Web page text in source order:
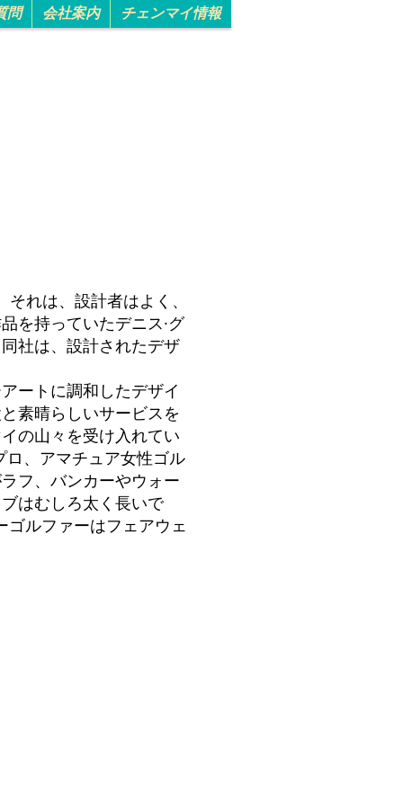
問 会社案内 チェンマイ情報
れは、設計者はよく、
を持っていたデニス·グ
社は、設計されたデザ
ートに調和したデザイ
素晴らしいサービスを
の山々を受け入れてい
、アマチュア女性ゴル
フ、バンカーやウォー
はむしろ太く長いで
ルファーはフェアウェ